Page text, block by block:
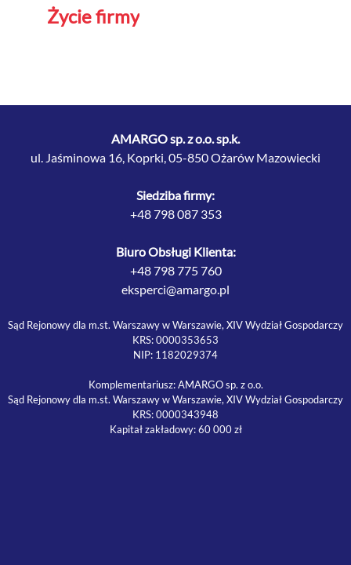
Życie firmy
AMARGO sp. z o.o. sp.k.
ul. Jaśminowa 16, Koprki, 05-850 Ożarów Mazowiecki
Siedziba firmy:
+48 798 087 353
Biuro Obsługi Klienta:
+48 798 775 760
eksperci@amargo.pl
Sąd Rejonowy dla m.st. Warszawy w Warszawie, XIV Wydział Gospodarczy
KRS: 0000353653
NIP: 1182029374
Komplementariusz: AMARGO sp. z o.o.
Sąd Rejonowy dla m.st. Warszawy w Warszawie, XIV Wydział Gospodarczy
KRS: 0000343948
Kapitał zakładowy: 60 000 zł